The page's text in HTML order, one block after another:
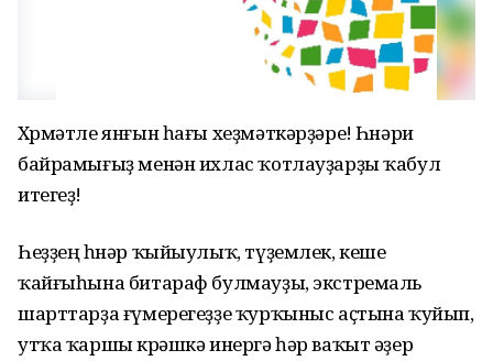
Хөрмәтле янғын һағы хеҙмәткәрҙәре! Һөнәри
байрамығыҙ менән ихлас ҡотлауҙарҙы ҡабул
итегеҙ!
Һеҙҙең һөнәр ҡыйыулыҡ, түҙемлек, кеше
ҡайғыһына битараф булмауҙы, экстремаль
шарттарҙа ғүмерегеҙҙе ҡурҡыныс аҫтына ҡуйып,
утҡа ҡаршы көрәшкә инергә һәр ваҡыт әҙер